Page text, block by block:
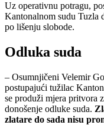
Uz operativnu potragu,
Kantonalnom sudu Tuzla
po lišenju slobode.
Odluka suda
– Osumnjičeni Velemir
postupajući tužilac
se produži mjera pritvora
donošenje odluke suda.
zlatare do sada nisu